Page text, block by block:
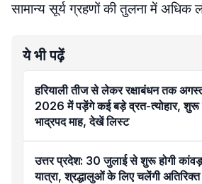
सामान्य सूर्य ग्रहणों की तुलना में अधिक
ये भी पढ़ें
हरियाली तीज से लेकर रक्षाबंधन तक
2026 में पड़ेंगे कई बड़े व्रत-त्योहार, शुरू
भाद्रपद माह, देखें लिस्ट
उत्तर प्रदेश: 30 जुलाई से शुरू होगी कांवड़
यात्रा, श्रद्धालुओं के लिए चलेंगी